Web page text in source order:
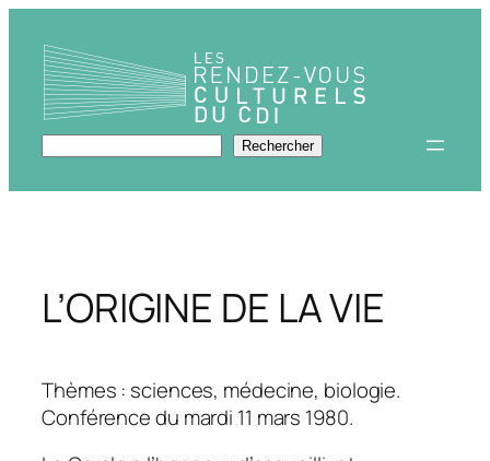
contenu
Rechercher Rechercher
L’ORIGINE DE LA VIE
Thèmes : sciences, médecine, biologie.
Conférence du mardi 11 mars 1980.